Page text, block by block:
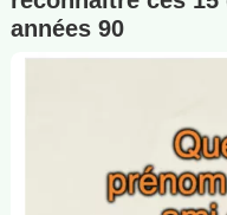
années 90